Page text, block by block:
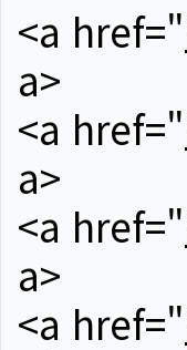
<a href="
a>
<a href="
a>
<a href="
a>
<a href="